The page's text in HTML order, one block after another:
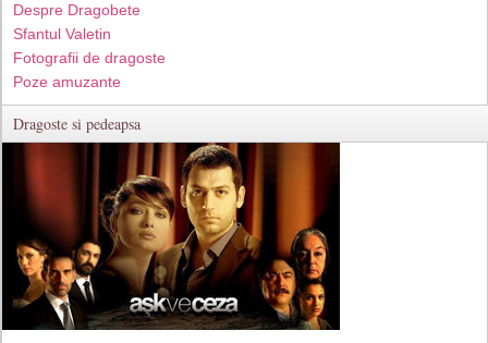
Despre Dragobete
Sfantul Valetin
Fotografii de dragoste
Poze amuzante
Dragoste si pedeapsa